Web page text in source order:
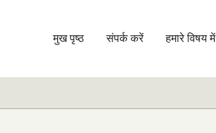
Main
navigation
मुख पृष्ठ संपर्क करें हमारे विषय में